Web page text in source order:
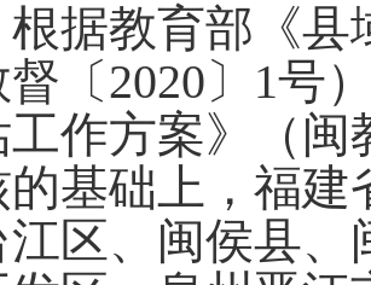
教育部《县
督〔2020〕1
作方案》（闽
的基础上，福
江区、闽侯县、